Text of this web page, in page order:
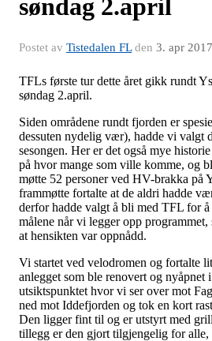
søndag 2.april
Postet av Tistedalen FLden 3. apr 2017
TFLs første tur dette året gikk rundt
søndag 2.april.
Siden områdene rundt fjorden er
dessuten nydelig vær), hadde vi valgt
sesongen. Her er det også mye
på hvor mange som ville komme, og
møtte 52 personer ved HV-brakka på
frammøtte fortalte at de aldri hadde
derfor hadde valgt å bli med TFL for
målene når vi legger opp
at hensikten var oppnådd.
Vi startet ved velodromen og fortalte
anlegget som ble renovert og nyåpnet
utsiktspunktet hvor vi ser over mot
ned mot Iddefjorden og tok en kort
Den ligger fint til og er utstyrt med
tillegg er den gjort tilgjengelig for